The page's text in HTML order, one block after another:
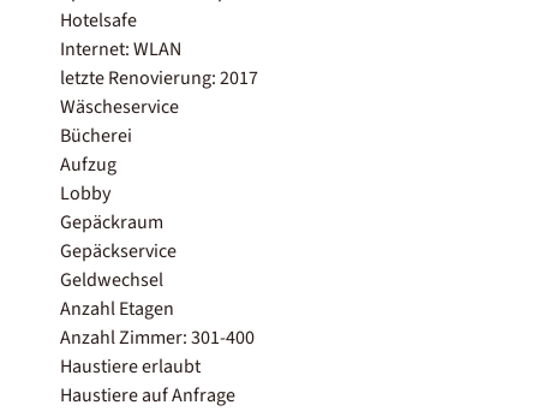
Hotelsafe
Internet: WLAN
letzte Renovierung: 2017
Wäscheservice
Bücherei
Aufzug
Lobby
Gepäckraum
Gepäckservice
Geldwechsel
Anzahl Etagen
Anzahl Zimmer: 301-400
Haustiere erlaubt
Haustiere auf Anfrage